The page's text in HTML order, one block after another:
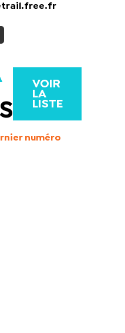
VOIR
LA
LISTE
numéro